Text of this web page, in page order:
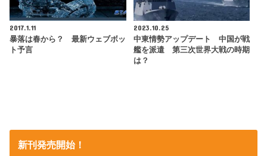
2017.1.11
暴落は春から？ 最新ウェブボッ
ト予言
2023.10.25
中東情勢アップデート 中国が戦
艦を派遣 第三次世界大戦の時期
は？
新刊発売開始！